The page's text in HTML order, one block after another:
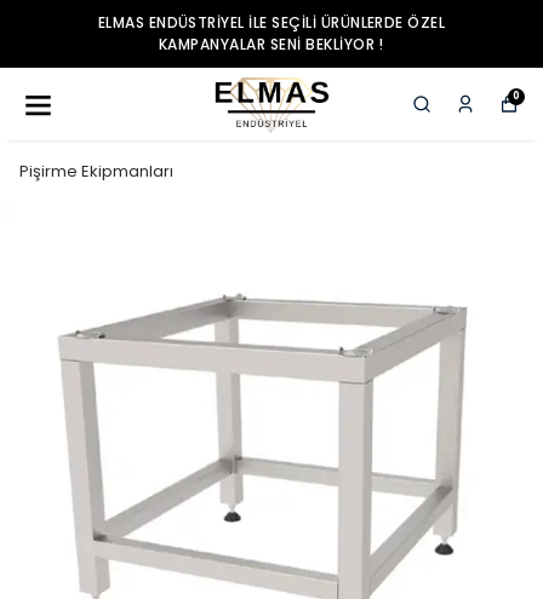
ELMAS ENDÜSTRIYEL ILE SEÇILI ÜRÜNLERDE ÖZEL
KAMPANYALAR SENI BEKLIYOR !
0
Pişirme Ekipmanları